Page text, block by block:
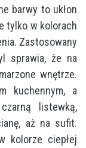
barwy to ukłon
tylko w kolorach
Zastosowany
sprawia, że na
wnętrze.
kuchennym, a
listewką,
aż na sufit.
kolorze ciepłej